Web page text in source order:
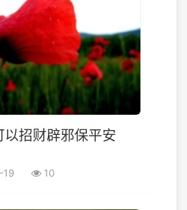
以招财辟邪保平安
19 10